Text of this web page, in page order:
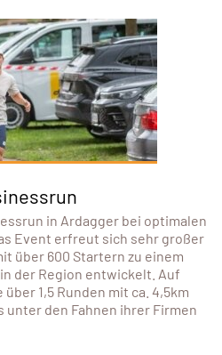
in Ardagger bei optimalen
Event erfreut sich sehr großer
über 600 Startern zu einem
der Region entwickelt. Auf
1,5 Runden mit ca. 4,5km
unter den Fahnen ihrer Firmen